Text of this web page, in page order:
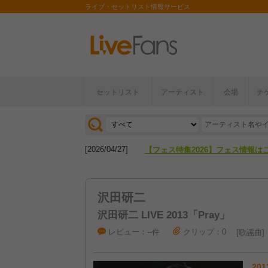
ライブ・セットリスト情報サービス
セットリスト アーティスト 会場 チ
[2026/07/28] 【ライブ動員ランキング】2026年
[2026/04/27] 【フェス特集2026】フェス情報は
沢田研二
沢田研二 LIVE 2013「Pray」
レビュー：--件 クリップ：0 歌謡曲